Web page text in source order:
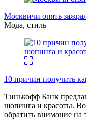
Москвичи опять
Мода, стиль
10 причин получить
Тинькофф Банк
шопинга и красоты.
обратить внимание